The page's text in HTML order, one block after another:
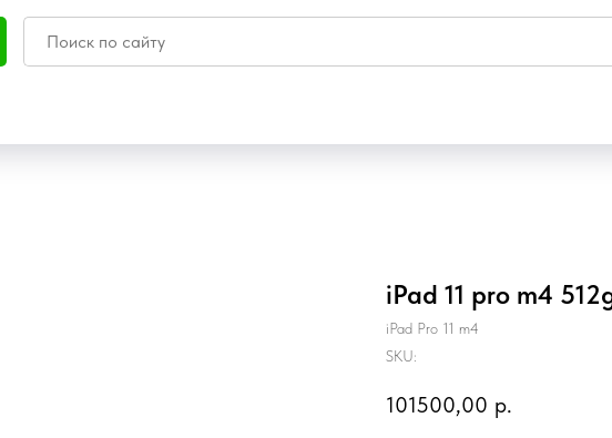
iPad 11 pro m4
iPad Pro 11 m4
SKU:
101500,00 р.